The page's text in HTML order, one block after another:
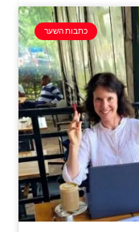
כתבות השער